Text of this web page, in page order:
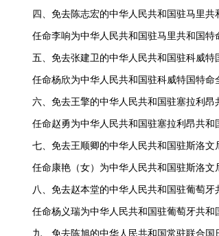
四、免去陈志宏的中华人民共和国驻马里共
任命李响为中华人民共和国驻马里共和国特
五、免去张建卫的中华人民共和国驻科威特
任命杨欣为中华人民共和国驻科威特国特命
六、免去王擎的中华人民共和国驻塞拉利昂
任命赵勇为中华人民共和国驻塞拉利昂共和
七、免去王顺卿的中华人民共和国驻斯洛文
任命康艳（女）为中华人民共和国驻斯洛文
八、免去赵本堂的中华人民共和国驻葡萄牙
任命杨义瑞为中华人民共和国驻葡萄牙共和
九、免去陈旭的中华人民共和国常驻联合